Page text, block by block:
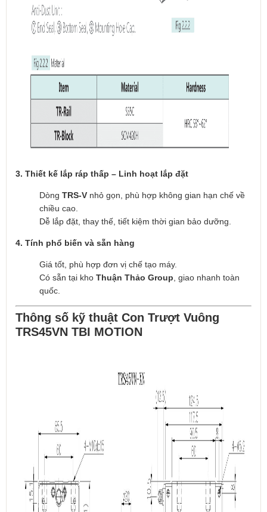
3. Thiết kế lắp ráp thấp – Linh hoạt lắp đặt
Dòng TRS-V nhỏ gọn, phù hợp không gian hạn chế về
chiều cao.
Dễ lắp đặt, thay thế, tiết kiệm thời gian bảo dưỡng.
4. Tính phổ biến và sẵn hàng
Giá tốt, phù hợp đơn vị chế tạo máy.
Có sẵn tại kho Thuận Thảo Group , giao nhanh toàn
quốc.
Thông số kỹ thuật Con Trượt Vuông
TRS45VN TBI MOTION